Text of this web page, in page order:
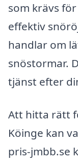
som krävs
effektiv
handlar om
snöstormar.
tjänst efter
Att hitta rätt
Köinge kan
pris-jmbb.se